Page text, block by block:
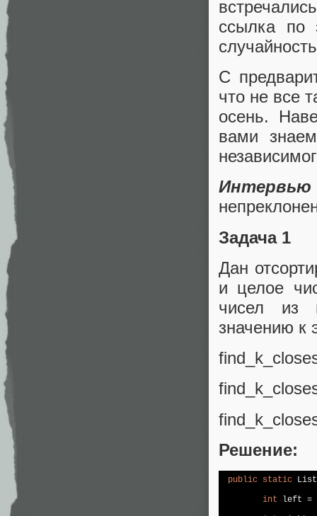
ссылка по
С
что не все
осень.
вами
Задача 1
Дан
и целое
чисел из
значению к
Решение:
public static
int left =